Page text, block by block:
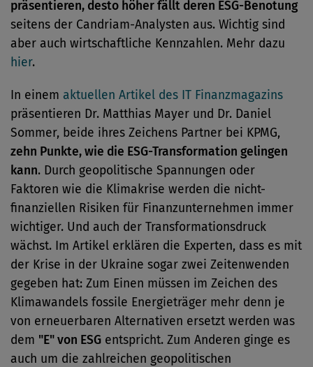
präsentieren, desto höher fällt deren ESG-Benotung
seitens der Candriam-Analysten aus. Wichtig sind
aber auch wirtschaftliche Kennzahlen. Mehr dazu
hier.
In einem aktuellen Artikel des IT Finanzmagazins
präsentieren Dr. Matthias Mayer und Dr. Daniel
Sommer, beide ihres Zeichens Partner bei KPMG,
zehn Punkte, wie die ESG-Transformation gelingen
kann. Durch geopolitische Spannungen oder
Faktoren wie die Klimakrise werden die nicht-
finanziellen Risiken für Finanzunternehmen immer
wichtiger. Und auch der Transformationsdruck
wächst. Im Artikel erklären die Experten, dass es mit
der Krise in der Ukraine sogar zwei Zeitenwenden
gegeben hat: Zum Einen müssen im Zeichen des
Klimawandels fossile Energieträger mehr denn je
von erneuerbaren Alternativen ersetzt werden was
dem "E" von ESG entspricht. Zum Anderen ginge es
auch um die zahlreichen geopolitischen